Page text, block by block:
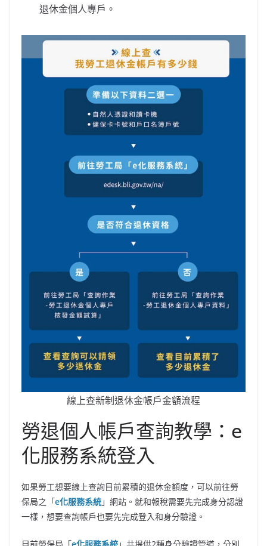
退休金個人專戶。
線上查新制退休金帳戶金額流程
勞退個人帳戶查詢教學：e
化服務系統登入
如果勞工想要線上查詢目前累積的退休金額度，可以前往勞
保局之「e化服務系統」網站。就和報稅需要先完成身分認證
一樣，想要查詢帳戶也要先完成登入和身分驗證。